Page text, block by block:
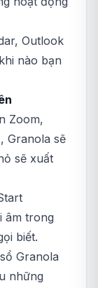
Outlook
nào bạn
Zoom,
Granola sẽ
sẽ xuất
âm trong
biết.
Granola
những